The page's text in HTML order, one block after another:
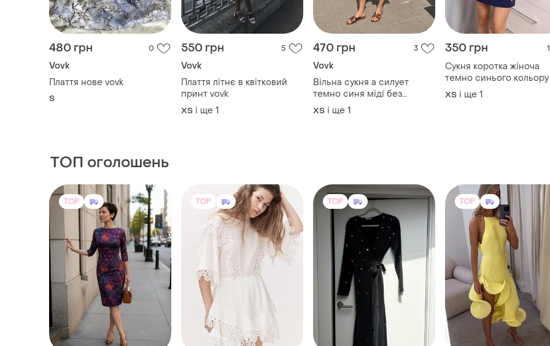
480 грн 0
Vovk
Плаття нове vovk
S
550 грн 5
Vovk
Плаття літнє в квітковий
принт vovk
ХS і ще 1
470 грн 3
Vovk
Вільна сукня а силует
темно синя міді без
рукавів базова лаконічна
мінімалізм vovk
ХS і ще 1
350 грн 1
Сукня коротка жіноча
темно синього кольору
акцентом на рукавах в
розмірі s
ХS і ще 1
ТОП оголошень
TOP TOP TOP TOP